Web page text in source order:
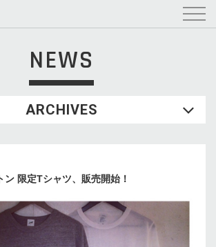
NEWS
ARCHIVES
ン 限定Tシャツ、販売開始！